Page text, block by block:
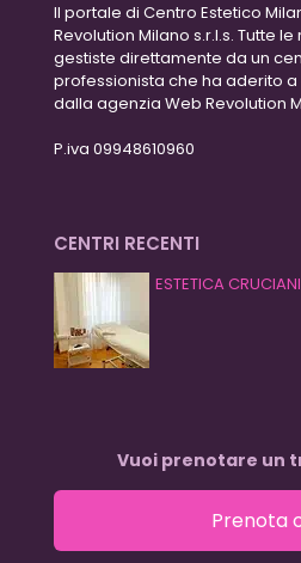
Il portale di Centro Estetico
Revolution Milano s.r.l.s. Tutte
gestiste direttamente da un
professionista che ha aderito
dalla agenzia Web Revolution
P.iva 09948610960
CENTRI RECENTI
ESTETICA CRUCIANI
Vuoi prenotare un
Prenota